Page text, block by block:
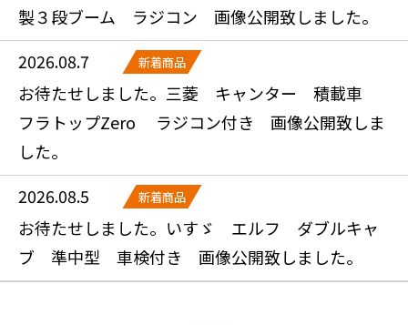
製３段ブーム ラジコン 画像公開致しました。
2026.08.7
新着商品
お待たせしました。三菱 キャンター 積載車
フラトップZero ラジコン付き 画像公開致しま
した。
2026.08.5
新着商品
お待たせしました。いすゞ エルフ ダブルキャ
ブ 準中型 車検付き 画像公開致しました。